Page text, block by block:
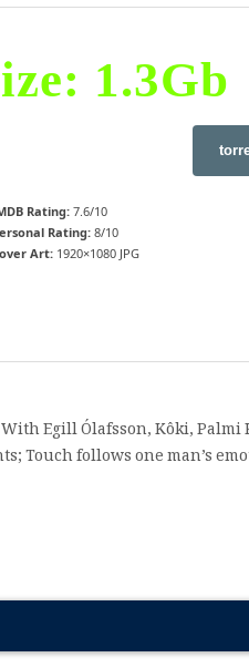
1.3Gb
Rating: 7.6/10
Rating: 8/10
Art: 1920×1080 JPG
Egill Ólafsson, Kôki,
Touch follows one man’s